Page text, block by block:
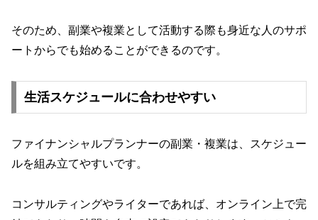
そのため、副業や複業として活動する際も身近な人のサポ
ートからでも始めることができるのです。
生活スケジュールに合わせやすい
ファイナンシャルプランナーの副業・複業は、スケジュー
ルを組み立てやすいです。
コンサルティングやライターであれば、オンライン上で完